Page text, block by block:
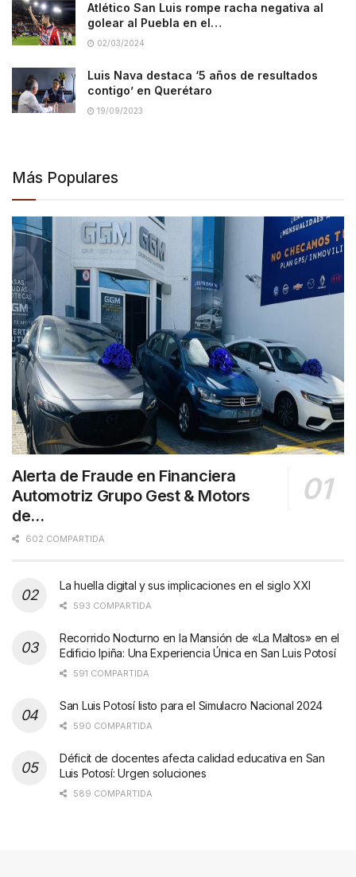
Atlético San Luis rompe racha negativa al
golear al Puebla en el…
02/03/2024
Luis Nava destaca ‘5 años de resultados
contigo’ en Querétaro
19/09/2023
Más Populares
Alerta de Fraude en Financiera
Automotriz Grupo Gest & Motors
de…
602 COMPARTIDA
La huella digital y sus implicaciones en el siglo XXI
593 COMPARTIDA
Recorrido Nocturno en la Mansión de «La Maltos» en el
Edificio Ipiña: Una Experiencia Única en San Luis Potosí
591 COMPARTIDA
San Luis Potosí listo para el Simulacro Nacional 2024
590 COMPARTIDA
Déficit de docentes afecta calidad educativa en San
Luis Potosí: Urgen soluciones
589 COMPARTIDA